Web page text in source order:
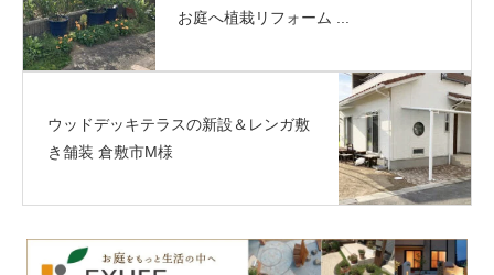
お庭へ植栽リフォーム ...
ウッドデッキテラスの新設＆レンガ敷
き舗装 倉敷市M様